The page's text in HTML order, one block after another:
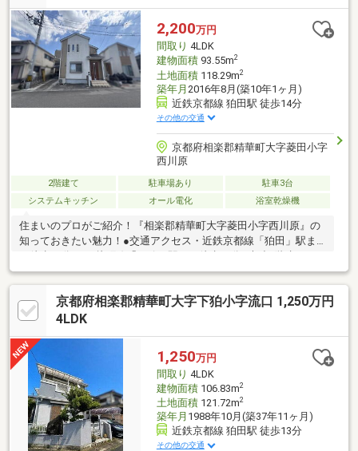
2,200万円
間取り 4LDK
建物面積93.55m2
土地面積118.29m2
築年月 2016年8月(築10年1ヶ月)
近鉄京都線 狛田駅 徒歩14分
その他の交通
京都府相楽郡精華町大字菱田小字
西川原
2階建て 駐車場あり
駐車3台
システムキッチン
オール電化 浴室乾燥機
住まいのプロがご紹介！『相楽郡精華町大字菱田小字西川原』の
知っておきたい魅力！●交通アクセス・近鉄京都線「狛田」駅ま
「4LDK」。●和室1部屋＋洋室3部屋が配置されています。●全居
室、南東側の窓より採光が可能です。●キッチンは、IHクッキング
ヒーター・食器洗乾燥機搭載。●トイレは各階に設置有。●和室・
各洋室・1階ホールに、収納スペース有。●各洋室は、いずれも6
います。●前面道路は、幅員約6.0m。●第一種低層住居専用地域内
に位置しています。
京都府相楽郡精華町大字下狛小字流口 1,250万円
4LDK
1,250万円
間取り 4LDK
建物面積106.83m2
土地面積121.72m2
築年月 1988年10月(築37年11ヶ月)
近鉄京都線 狛田駅 徒歩13分
その他の交通